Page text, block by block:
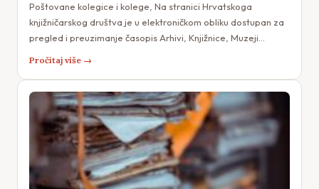
Poštovane kolegice i kolege, Na stranici Hrvatskoga
knjižničarskog društva je u elektroničkom obliku dostupan za
pregled i preuzimanje časopis Arhivi, Knjižnice, Muzeji…
Pročitaj više →